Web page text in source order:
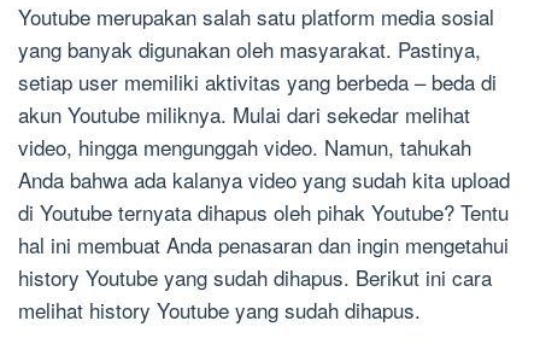
Youtube merupakan salah satu platform media sosial
yang banyak digunakan oleh masyarakat. Pastinya,
setiap user memiliki aktivitas yang berbeda – beda di
akun Youtube miliknya. Mulai dari sekedar melihat
video, hingga mengunggah video. Namun, tahukah
Anda bahwa ada kalanya video yang sudah kita upload
di Youtube ternyata dihapus oleh pihak Youtube? Tentu
hal ini membuat Anda penasaran dan ingin mengetahui
history Youtube yang sudah dihapus. Berikut ini cara
melihat history Youtube yang sudah dihapus.